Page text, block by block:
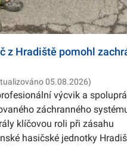
z Hradiště pomohl
05.08.2026)
výcvik a
záchranného
klíčovou roli při zásahu
hasičské jednotky